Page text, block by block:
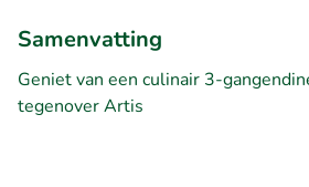
Samenvatting
Geniet van een culinair 3-
tegenover Artis